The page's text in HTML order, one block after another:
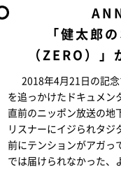
「健太郎
（ZERO）
2018年4月21日の記
を追っかけたドキュメン
直前のニッポン放送の地
リスナーにイジられタジ
前にテンションがアガ
では届けられなかった、